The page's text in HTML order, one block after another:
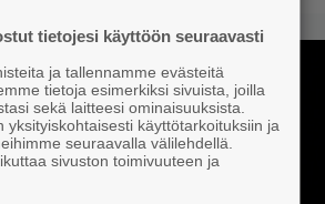
tietojesi käyttöön seuraavasti
ja tallennamme evästeitä
tietoja esimerkiksi sivuista, joilla
sekä laitteesi ominaisuuksista.
yksityiskohtaisesti käyttötarkoituksiin ja
seuraavalla välilehdellä.
sivuston toimivuuteen ja